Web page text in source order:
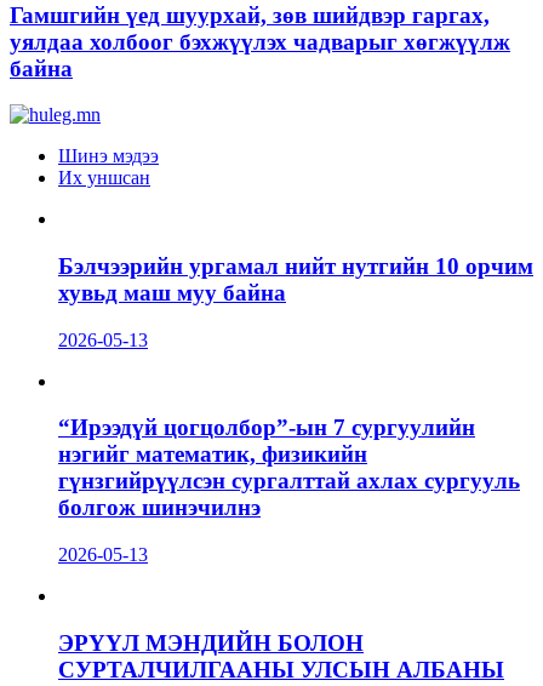
Гамшгийн үед шуурхай, зөв шийдвэр гаргах,
уялдаа холбоог бэхжүүлэх чадварыг хөгжүүлж
байна
Шинэ мэдээ
Их уншсан
Бэлчээрийн ургамал нийт нутгийн 10 орчим
хувьд маш муу байна
2026-05-13
“Ирээдүй цогцолбор”-ын 7 сургуулийн
нэгийг математик, физикийн
гүнзгийрүүлсэн сургалттай ахлах сургууль
болгож шинэчилнэ
2026-05-13
ЭРҮҮЛ МЭНДИЙН БОЛОН
СУРТАЛЧИЛГААНЫ УЛСЫН АЛБАНЫ